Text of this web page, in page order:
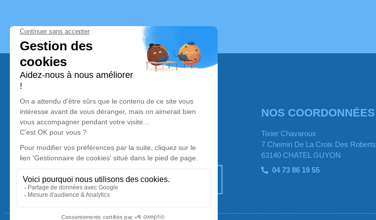
NOS COORDONNÉES
Tixier Chavaroux
7 Chemin De La Croix Des Roberts
63140 CHATEL GUYON
04 73 86 19 55